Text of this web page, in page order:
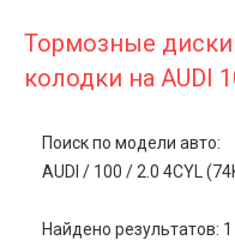
Тормозные диски
колодки на AUDI
Поиск по модели авто:
AUDI / 100 / 2.0 4CYL
Найдено результатов: 1